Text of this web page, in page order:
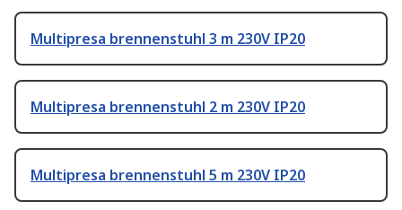
Multipresa brennenstuhl 3 m 230V IP20
Multipresa brennenstuhl 2 m 230V IP20
Multipresa brennenstuhl 5 m 230V IP20